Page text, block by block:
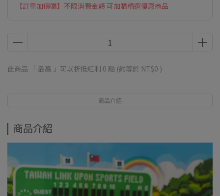
【訂單加價購】不限消費金額 可加購精選優惠商品
此商品 「 最高 」可以折抵紅利 0 點 (約等於 NT$0 )
商品介紹
商品介紹